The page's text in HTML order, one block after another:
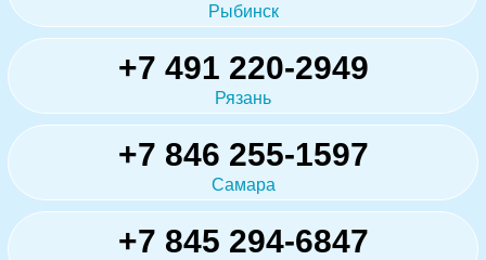
Рыбинск
+7 491 220-2949
Рязань
+7 846 255-1597
Самара
+7 845 294-6847